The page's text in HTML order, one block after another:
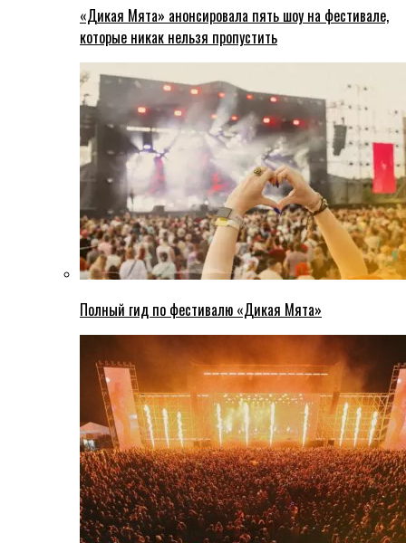
«Дикая Мята» анонсировала пять шоу на фестивале,
которые никак нельзя пропустить
Полный гид по фестивалю «Дикая Мята»